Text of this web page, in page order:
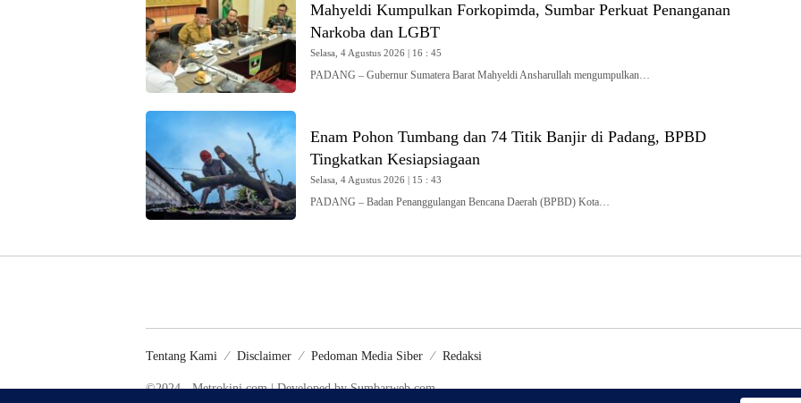
Mahyeldi Kumpulkan Forkopimda, Sumbar Perkuat Penanganan
Narkoba dan LGBT
Selasa, 4 Agustus 2026 | 16 : 45
PADANG – Gubernur Sumatera Barat Mahyeldi Ansharullah mengumpulkan…
Enam Pohon Tumbang dan 74 Titik Banjir di Padang, BPBD
Tingkatkan Kesiapsiagaan
Selasa, 4 Agustus 2026 | 15 : 43
PADANG – Badan Penanggulangan Bencana Daerah (BPBD) Kota…
Tentang Kami Disclaimer Pedoman Media Siber Redaksi
©2024 - Metrokini.com | Developed by Sumbarweb.com